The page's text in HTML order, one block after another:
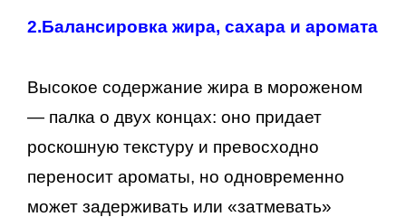
2.Балансировка жира, сахара и аромата
Высокое содержание жира в мороженом
— палка о двух концах: оно придает
роскошную текстуру и превосходно
переносит ароматы, но одновременно
может задерживать или «затмевать»